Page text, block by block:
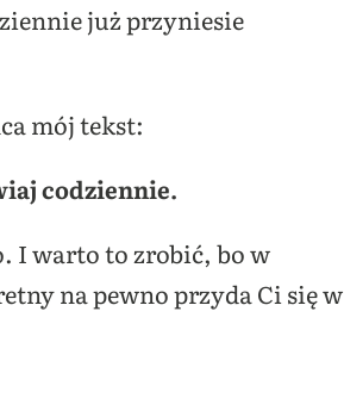
już przyniesie
mój tekst:
codziennie.
I warto to zrobić, bo w
na pewno przyda Ci się w